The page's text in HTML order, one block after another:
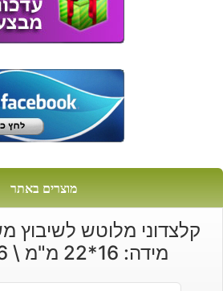
מוצרים באתר
מידה: 16*22 מ"מ \ 16*20 מ"מ